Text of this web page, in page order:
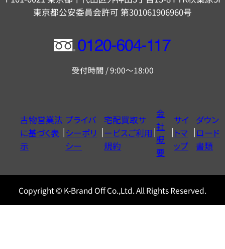
東京都公安委員会許可 第301061906960号
フ
ー
ヤ
ル
0120604117
受付時間 / 9:00～18:00
古物営業法
に基づく表
示
プライバ
シーポリ
シー
宅配買取サ
ービスご利用
規約
会
社
概
要
サイ
トマ
ップ
ダウン
ロード
書類
Copyright © K-Brand Off Co.,Ltd. All Rights Reserved.